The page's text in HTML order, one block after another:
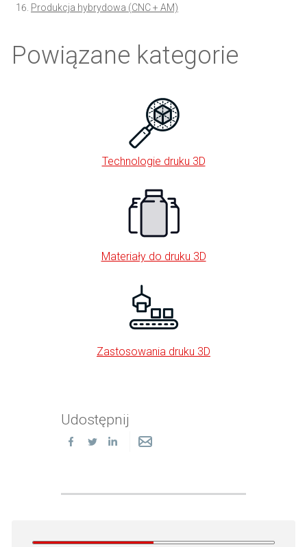
Produkcja hybrydowa (CNC + AM)
Powiązane kategorie
Technologie druku 3D
Materiały do druku 3D
Zastosowania druku 3D
Udostępnij